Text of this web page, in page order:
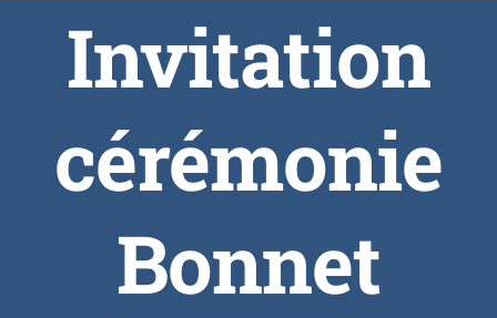
Invitation
cérémonie
Bonnet